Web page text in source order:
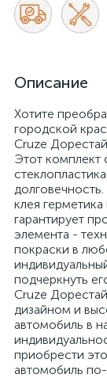
Описание
Хотите
городской
Cruze
Этот комплект
клея
гарантирует
элемента -
покраски в
подчеркнуть
Cruze
дизайном и
автомобиль в
приобрести
автомобиль